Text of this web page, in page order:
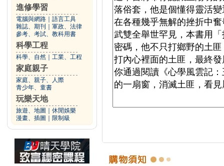
進修學習
電腦與網路
語言工具
雜誌、期刊
軍政、法律
參考、考試、教科用書
科學工程
科學、自然 工業、工程
家庭親子
家庭、親子、人際
青少年、童書
玩樂天地
旅遊、地圖
休閒娛樂
漫畫、插圖
限制級